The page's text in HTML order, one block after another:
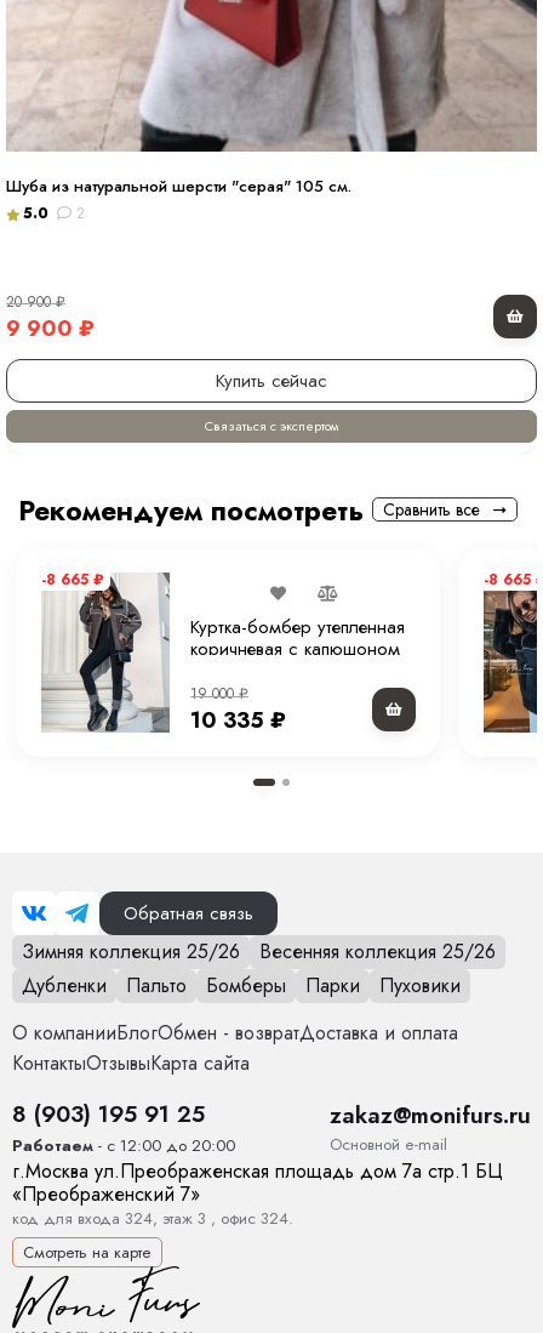
Шуба из натуральной шерсти "серая" 105 см.
5.0 2
20 900₽
9 900 ₽
Купить сейчас
Связаться с экспертом
Рекомендуем посмотреть Сравнить все
-8 665 ₽
Куртка-бомбер утепленная
коричневая с капюшоном
19 000₽
10 335 ₽
-8 665
Обратная связь
Зимняя коллекция 25/26
Весенняя коллекция 25/26
Дубленки
Пальто Бомберы Парки
Пуховики
О компанииБлогОбмен - возвратДоставка и оплата
КонтактыОтзывыКарта сайта
8 (903) 195 91 25
Работаем - с 12:00 до 20:00
zakaz@monifurs.ru
Основной е-mail
г.Москва ул.Преображенская площадь дом 7а стр.1 БЦ
«Преображенский 7»
код для входа 324, этаж 3 , офис 324.
Смотреть на карте